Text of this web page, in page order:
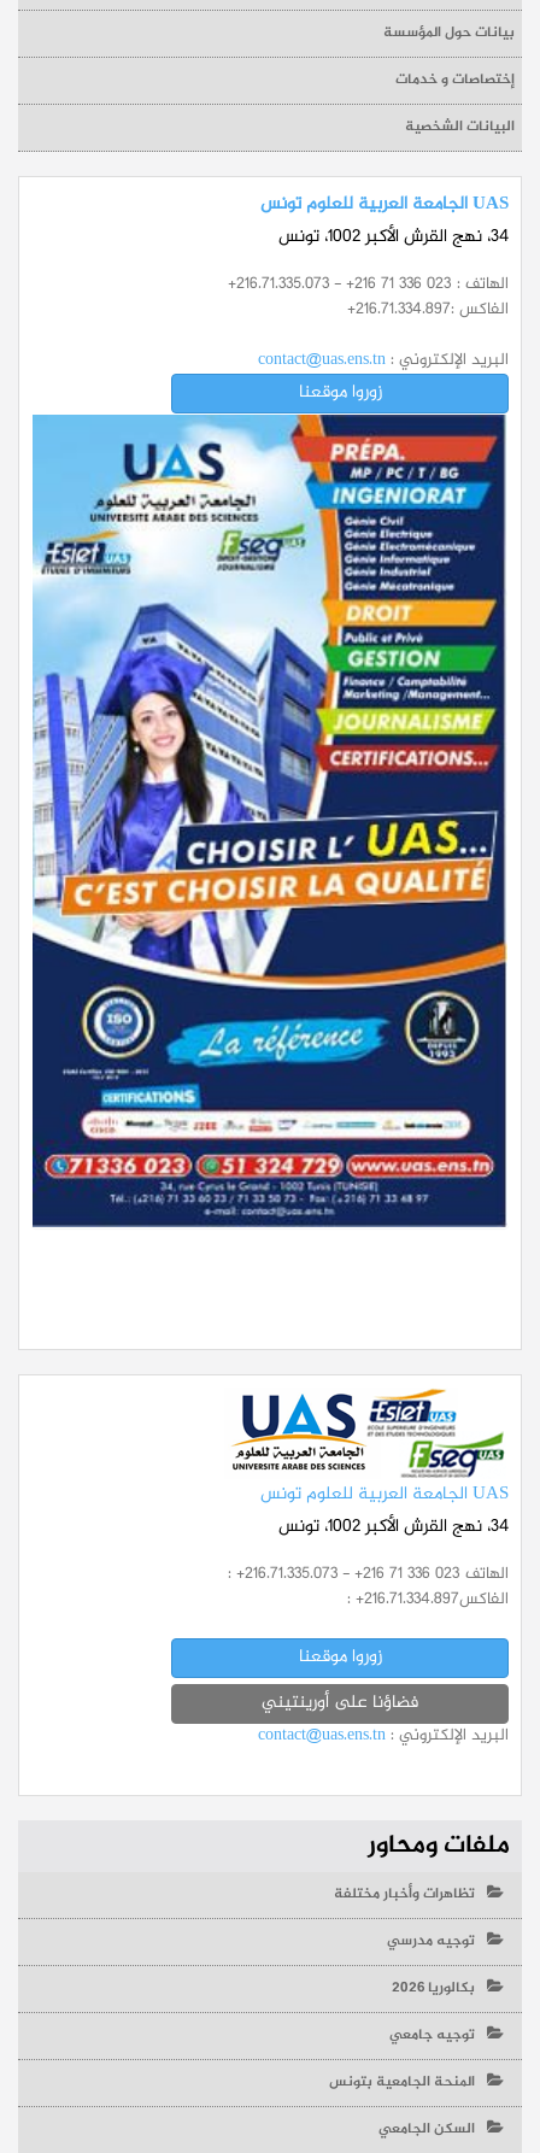
بيانات حول المؤسسة
إختصاصات و خدمات
البيانات الشخصية
UAS الجامعة العربية للعلوم تونس
34، نهج القرش الأكبر 1002، تونس
الهاتف : +216.71.335.073 - +216 71 336 023
الفاكس :+216.71.334.897
البريد الإلكتروني : contact@uas.ens.tn
زوروا موقعنا
UAS الجامعة العربية للعلوم تونس
34، نهج القرش الأكبر 1002، تونس
الهاتف : +216.71.335.073 - +216 71 336 023
الفاكس: +216.71.334.897
زوروا موقعنا
فضاؤنا على أورينتيني
البريد الإلكتروني : contact@uas.ens.tn
ملفات ومحاور
تظاهرات وأخبار مختلفة
توجيه مدرسي
بكالوريا 2026
توجيه جامعي
المنحة الجامعية بتونس
السكن الجامعي